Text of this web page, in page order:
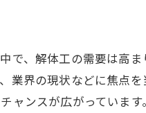
で、解体工の需要は高
業界の現状などに焦点を
ャンスが広がっています